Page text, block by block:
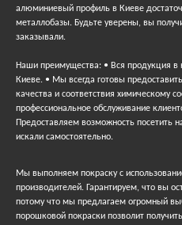
алюминиевый профиль в Киеве
металлобазы. Будьте уверены, вы
заказывали.
Наши преимущества: • Вся продукция в
Киеве. • Мы всегда готовы
качества и соответствия химическому
профессиональное обслуживание
Предоставляем возможность посетить
искали самостоятельно.
Мы выполняем покраску с
производителей. Гарантируем, что вы
потому что мы предлагаем огромный
порошковой покраски позволит